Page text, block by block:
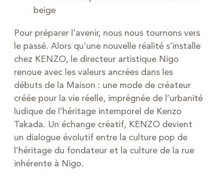
beige
Pour préparer l’avenir, nous nous tournons vers
le passé. Alors qu’une nouvelle réalité s’installe
chez KENZO, le directeur artistique Nigo
renoue avec les valeurs ancrées dans les
débuts de la Maison : une mode de créateur
créée pour la vie réelle, imprégnée de l’urbanité
ludique de l’héritage intemporel de Kenzo
Takada. Un échange créatif, KENZO devient
un dialogue évolutif entre la culture pop de
l’héritage du fondateur et la culture de la rue
inhérente à Nigo.